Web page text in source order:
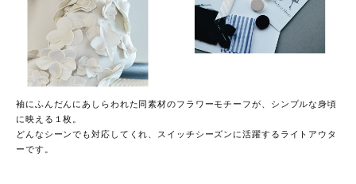
袖にふんだんにあしらわれた同素材のフラワーモチーフが、シンプルな身頃
に映える１枚。
どんなシーンでも対応してくれ、スイッチシーズンに活躍するライトアウタ
ーです。